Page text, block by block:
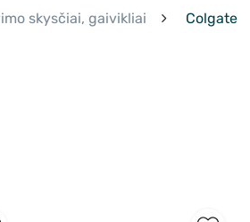
skysčiai, gaivikliai Colgate